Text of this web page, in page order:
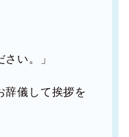
い。」
辞儀して挨拶を